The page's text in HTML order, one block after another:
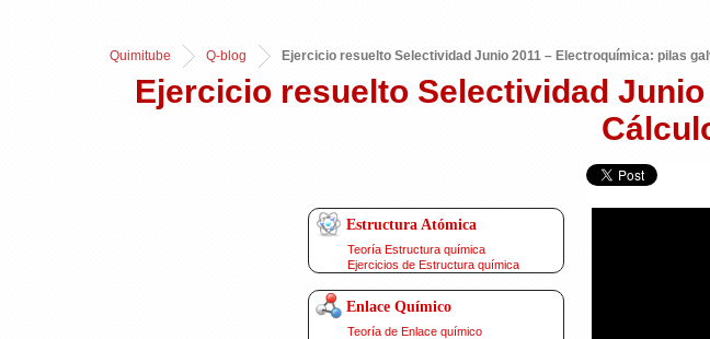
Quimitube Q-blog Ejercicio resuelto Selectividad Junio 2011 – Electroquímica: pilas
Ejercicio resuelto Selectividad
Estructura Atómica
Teoría Estructura química
Ejercicios de Estructura química
Enlace Químico
Teoría de Enlace químico